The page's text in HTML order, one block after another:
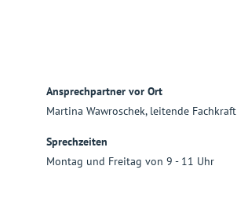
Ansprechpartner vor Ort
Martina Wawroschek, leitende Fachkraft
Sprechzeiten
Montag und Freitag von 9 - 11 Uhr